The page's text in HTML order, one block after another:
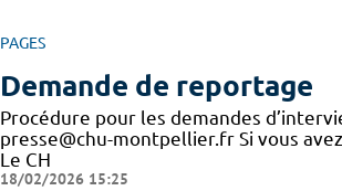
PAGES
Demande de reportage
Procédure pour les demandes
presse@chu-montpellier.fr Si vous
Le CH
18/02/2026 15:25